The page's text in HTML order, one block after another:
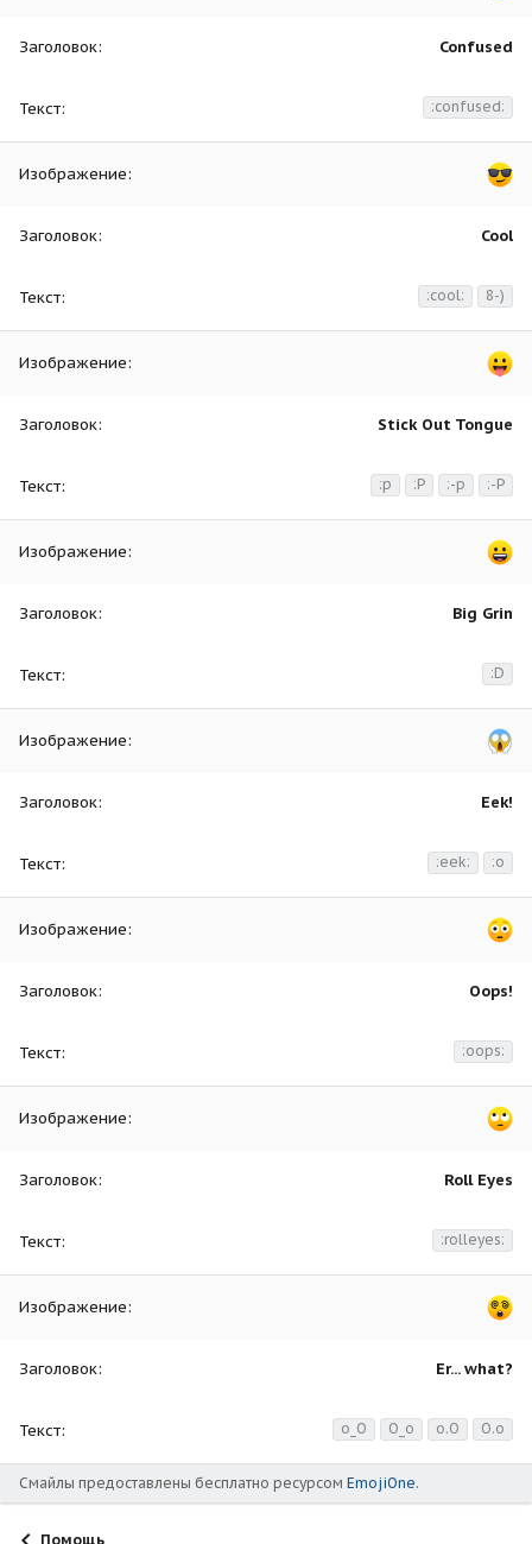
Confused
:confused:
Cool
:cool: 8-)
Stick Out Tongue
:p :P :-p :-P
Big Grin
:D
Eek!
:eek: :o
Oops!
:oops:
Roll Eyes
:rolleyes:
Er... what?
o_O O_o o.O O.o
Смайлы предоставлены бесплатно ресурсом EmojiOne.
Помощь